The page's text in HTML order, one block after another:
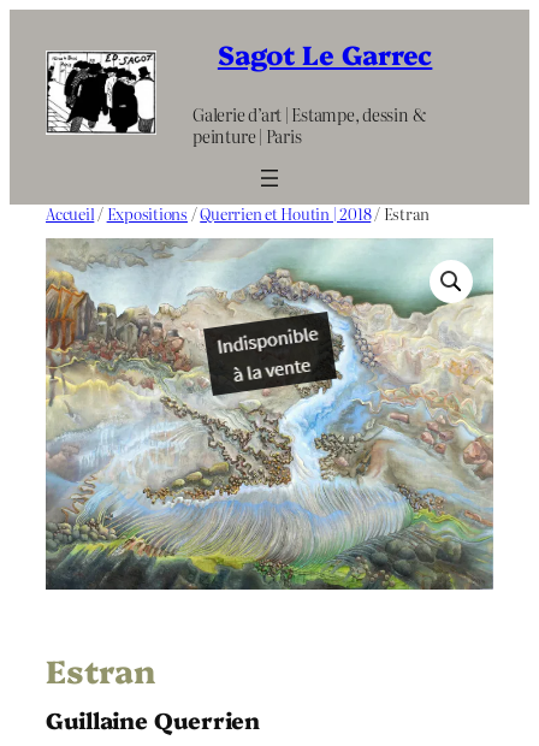
contenu
Sagot Le Garrec
Galerie d’art | Estampe, dessin &
peinture | Paris
Accueil / Expositions /Querrien et Houtin | 2018/ Estran
Estran
Guillaine Querrien